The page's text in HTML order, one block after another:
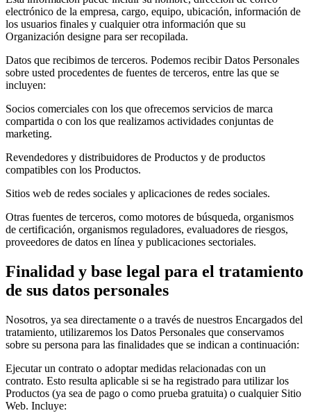
electrónico de la empresa, cargo, equipo, ubicación, información de
los usuarios finales y cualquier otra información que su
Organización designe para ser recopilada.
Datos que recibimos de terceros. Podemos recibir Datos Personales
sobre usted procedentes de fuentes de terceros, entre las que se
incluyen:
Socios comerciales con los que ofrecemos servicios de marca
compartida o con los que realizamos actividades conjuntas de
marketing.
Revendedores y distribuidores de Productos y de productos
compatibles con los Productos.
Sitios web de redes sociales y aplicaciones de redes sociales.
Otras fuentes de terceros, como motores de búsqueda, organismos
de certificación, organismos reguladores, evaluadores de riesgos,
proveedores de datos en línea y publicaciones sectoriales.
Finalidad y base legal para el tratamiento
de sus datos personales
Nosotros, ya sea directamente o a través de nuestros Encargados del
tratamiento, utilizaremos los Datos Personales que conservamos
sobre su persona para las finalidades que se indican a continuación:
Ejecutar un contrato o adoptar medidas relacionadas con un
contrato. Esto resulta aplicable si se ha registrado para utilizar los
Productos (ya sea de pago o como prueba gratuita) o cualquier Sitio
Web. Incluye: